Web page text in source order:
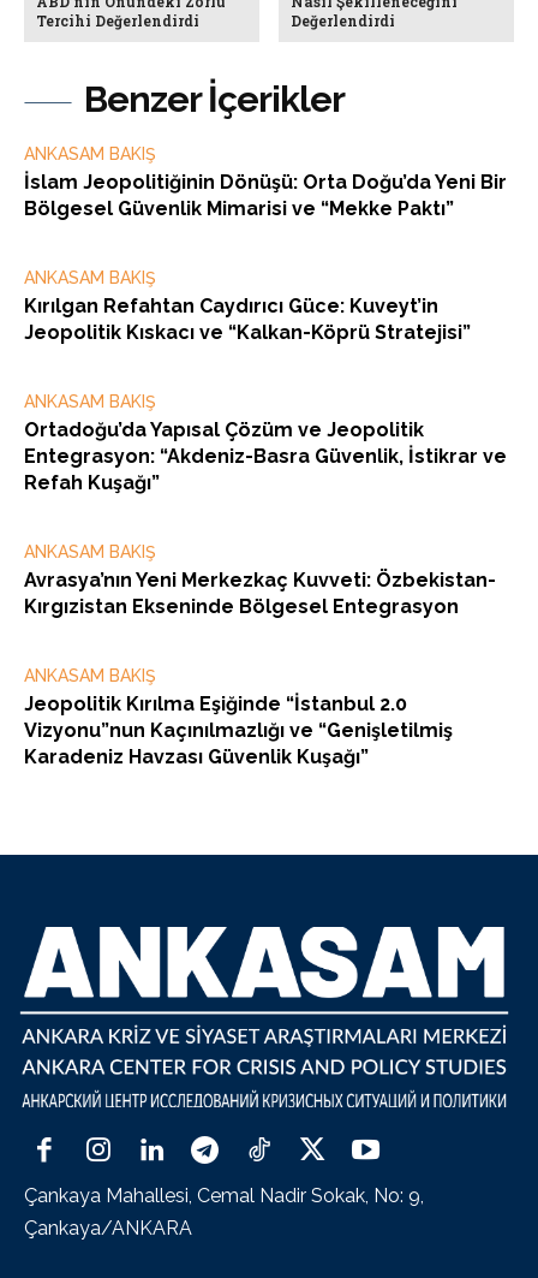
Benzer İçerikler
ANKASAM BAKIŞ
İslam Jeopolitiğinin Dönüşü: Orta Doğu’da Yeni Bir
Bölgesel Güvenlik Mimarisi ve “Mekke Paktı”
ANKASAM BAKIŞ
Kırılgan Refahtan Caydırıcı Güce: Kuveyt’in
Jeopolitik Kıskacı ve “Kalkan-Köprü Stratejisi”
ANKASAM BAKIŞ
Ortadoğu’da Yapısal Çözüm ve Jeopolitik
Entegrasyon: “Akdeniz-Basra Güvenlik, İstikrar ve
Refah Kuşağı”
ANKASAM BAKIŞ
Avrasya’nın Yeni Merkezkaç Kuvveti: Özbekistan-
Kırgızistan Ekseninde Bölgesel Entegrasyon
ANKASAM BAKIŞ
Jeopolitik Kırılma Eşiğinde “İstanbul 2.0
Vizyonu”nun Kaçınılmazlığı ve “Genişletilmiş
Karadeniz Havzası Güvenlik Kuşağı”
Tercihi Değerlendirdi
Değerlendirdi
Çankaya Mahallesi, Cemal Nadir Sokak, No: 9,
Çankaya/ANKARA